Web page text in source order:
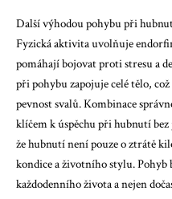
Další výhodou pohybu při
Fyzická aktivita uvolňuje
pomáhají bojovat proti stresu a
při pohybu zapojuje celé tělo,
pevnost svalů. Kombinace
klíčem k úspěchu při hubnutí
že hubnutí není pouze o ztrátě
kondice a životního stylu. Pohyb
každodenního života a nejen